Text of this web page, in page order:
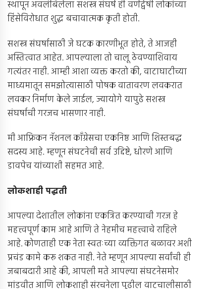
स्थापून अवलंबिलेला सशस्त्र संघर्ष ही वर्णद्वेषी लोकांच्या
हिंसेविरोधात शुद्ध बचावात्मक कृती होती.
सशस्त्र संघर्षासाठी जे घटक कारणीभूत होते, ते आजही
अस्तित्वात आहेत. आपल्याला तो चालू ठेवण्याशिवाय
गत्यंतर नाही. आम्ही आशा व्यक्त करतो की, वाटाघाटीच्या
माध्यमातून समझोत्यासाठी पोषक वातावरण लवकरात
लवकर निर्माण केले जाईल, ज्यायोगे यापुढे सशस्त्र
संघर्षाची गरजच भासणार नाही.
मी आफ्रिकन नॅशनल काँग्रेसचा एकनिष्ठ आणि शिस्तबद्ध
सदस्य आहे. म्हणून संघटनेची सर्व उद्दिष्टे, धोरणे आणि
डावपेच यांच्याशी सहमत आहे.
लोकशाही पद्धती
आपल्या देशातील लोकांना एकत्रित करण्याची गरज हे
महत्त्वपूर्ण काम आहे आणि ते नेहमीच महत्त्वाचे राहिले
आहे. कोणताही एक नेता स्वतःच्या व्यक्तिगत बळावर अशी
प्रचंड कामे करू शकत नाही. नेते म्हणून आपल्या सर्वांची ही
जबाबदारी आहे की, आपली मते आपल्या संघटनेसमोर
मांडवीत आणि लोकशाही संरचनेला पुढील वाटचालीसाठी